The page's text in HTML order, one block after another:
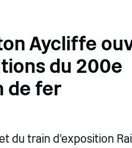
Aycliffe
du 200e
de fer
du train d'exposition